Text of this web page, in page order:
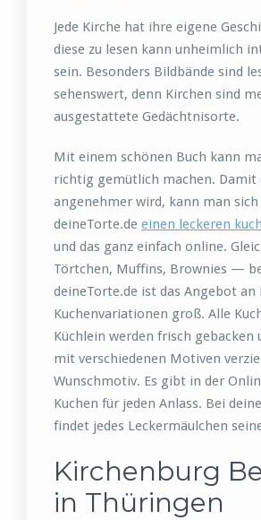
Jede Kirche hat ihre eigene
diese zu lesen kann unheimlich
sein. Besonders Bildbände sind
sehenswert, denn Kirchen sind
ausgestattete Gedächtnisorte.
Mit einem schönen Buch kann
richtig gemütlich machen. Damit
angenehmer wird, kann man sich
deineTorte.de einen leckeren
und das ganz einfach online.
Törtchen, Muffins, Brownies —
deineTorte.de ist das Angebot an
Kuchenvariationen groß. Alle
Küchlein werden frisch gebacken
mit verschiedenen Motiven
Wunschmotiv. Es gibt in der
Kuchen für jeden Anlass. Bei
findet jedes Leckermäulchen
Kirchenburg
in Thüringen